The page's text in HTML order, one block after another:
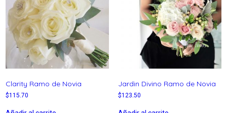
Clarity Ramo de Novia
$115.70
Jardin Divino Ramo de Novia
$123.50